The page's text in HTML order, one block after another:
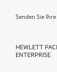
Senden Sie
HEWLETT
ENTERPRISE